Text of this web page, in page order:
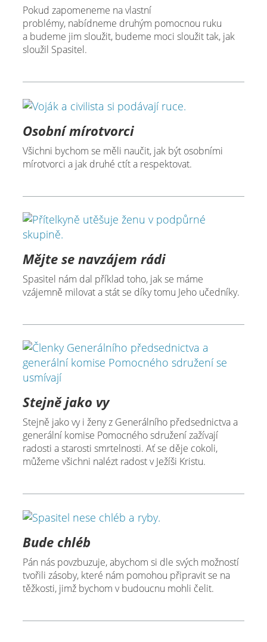
Pokud zapomeneme na vlastní
problémy, nabídneme druhým pomocnou ruku
a budeme jim sloužit, budeme moci sloužit tak, jak
sloužil Spasitel.
Osobní mírotvorci
Všichni bychom se měli naučit, jak být osobními
mírotvorci a jak druhé ctít a respektovat.
Mějte se navzájem rádi
Spasitel nám dal příklad toho, jak se máme
vzájemně milovat a stát se díky tomu Jeho učedníky.
Stejně jako vy
Stejně jako vy i ženy z Generálního předsednictva a
generální komise Pomocného sdružení zažívají
radosti a starosti smrtelnosti. Ať se děje cokoli,
můžeme všichni nalézt radost v Ježíši Kristu.
Bude chléb
Pán nás povzbuzuje, abychom si dle svých možností
tvořili zásoby, které nám pomohou připravit se na
těžkosti, jimž bychom v budoucnu mohli čelit.